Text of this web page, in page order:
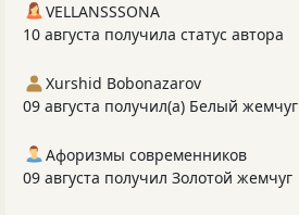
VELLANSSSONA
10 августа получила статус автора
Xurshid Bobonazarov
09 августа получил(а) Белый жемчуг
Афоризмы современников
09 августа получил Золотой жемчуг